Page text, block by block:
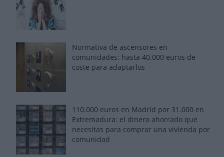
Normativa de ascensores en
comunidades: hasta 40.000 euros de
coste para adaptarlos
110.000 euros en Madrid por 31.000 en
Extremadura: el dinero ahorrado que
necesitas para comprar una vivienda por
comunidad